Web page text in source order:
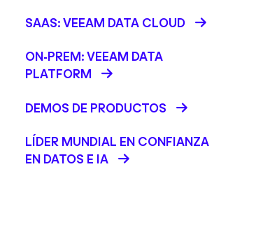
SAAS: VEEAM DATA CLOUD
ON-PREM: VEEAM DATA
PLATFORM
DEMOS DE PRODUCTOS
LÍDER MUNDIAL EN CONFIANZA
EN DATOS E IA